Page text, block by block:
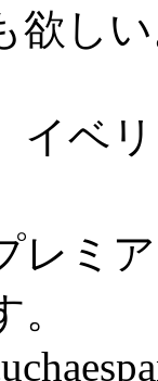
欲し
イベ
レミ